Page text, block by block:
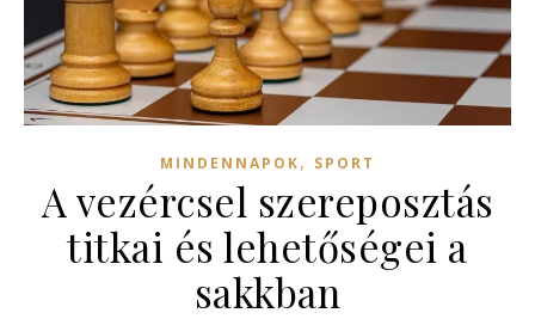
MINDENNAPOK, SPORT
A vezércsel szereposztás
titkai és lehetőségei a
sakkban